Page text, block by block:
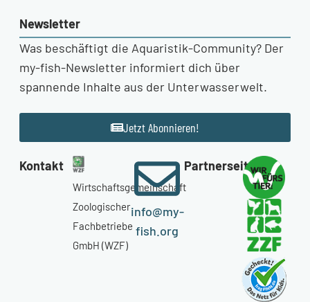
Newsletter
Was beschäftigt die Aquaristik-Community? Der
my-fish-Newsletter informiert dich über
spannende Inhalte aus der Unterwasserwelt.
Jetzt Abonnieren!
Kontakt
Wirtschaftsgemeinschaft
Zoologischer
Fachbetriebe
GmbH (WZF)
info@my-
fish.org
Partnerseiten